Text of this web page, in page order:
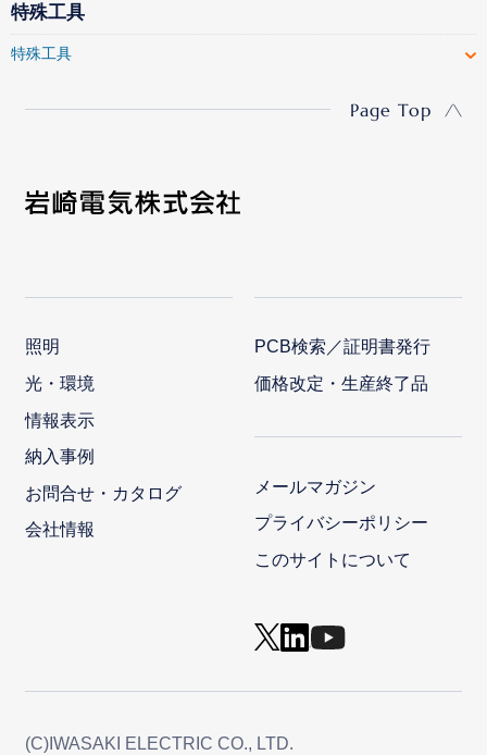
特殊工具
特殊工具
Page Top
照明
光・環境
情報表示
納入事例
お問合せ・カタログ
会社情報
PCB検索／証明書発行
価格改定・生産終了品
メールマガジン
プライバシーポリシー
このサイトについて
(C)IWASAKI ELECTRIC CO., LTD.